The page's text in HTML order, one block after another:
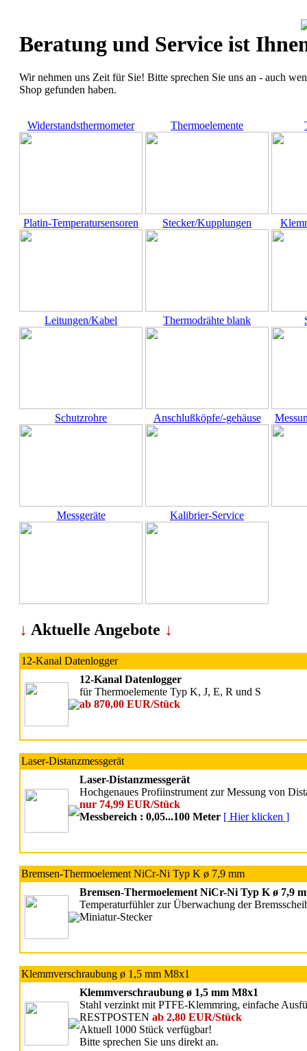
Beratung und Service ist
Wir nehmen uns Zeit für Sie! Bitte sprechen Sie uns an - auch
Shop gefunden haben.
Widerstandsthermometer Thermoelemente
Platin-Temperatursensoren Stecker/Kupplungen
Leitungen/Kabel Thermodrähte blank
Schutzrohre Anschlußköpfe/-gehäuse
Messgeräte Kalibrier-Service
↓ Aktuelle Angebote ↓
12-Kanal Datenlogger
12-Kanal Datenlogger
für Thermoelemente Typ K, J, E, R und S
ab 870,00 EUR/Stück
Laser-Distanzmessgerät
Laser-Distanzmessgerät
Hochgenaues Profiinstrument zur Messung von
nur 74,99 EUR/Stück
Messbereich : 0,05...100 Meter [ Hier klicken ]
Bremsen-Thermoelement NiCr-Ni Typ K ø 7,9 mm
Bremsen-Thermoelement NiCr-Ni Typ K ø 7,9
Temperaturfühler zur Überwachung der
Miniatur-Stecker
Klemmverschraubung ø 1,5 mm M8x1
Klemmverschraubung ø 1,5 mm M8x1
Stahl verzinkt mit PTFE-Klemmring, einfache
RESTPOSTEN ab 2,80 EUR/Stück
Aktuell 1000 Stück verfügbar!
Bitte sprechen Sie uns direkt an.